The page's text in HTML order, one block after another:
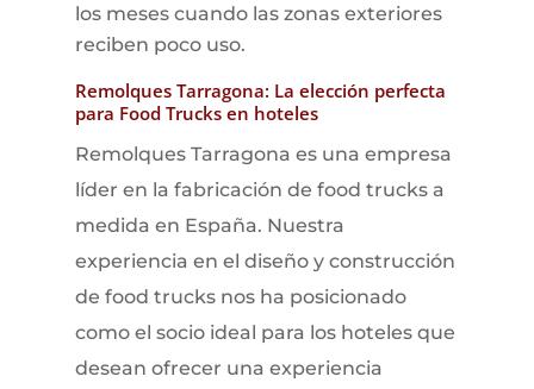
los meses cuando las zonas exteriores
reciben poco uso.
Remolques Tarragona: La elección perfecta
para Food Trucks en hoteles
Remolques Tarragona es una empresa
líder en la fabricación de food trucks a
medida en España. Nuestra
experiencia en el diseño y construcción
de food trucks nos ha posicionado
como el socio ideal para los hoteles que
desean ofrecer una experiencia